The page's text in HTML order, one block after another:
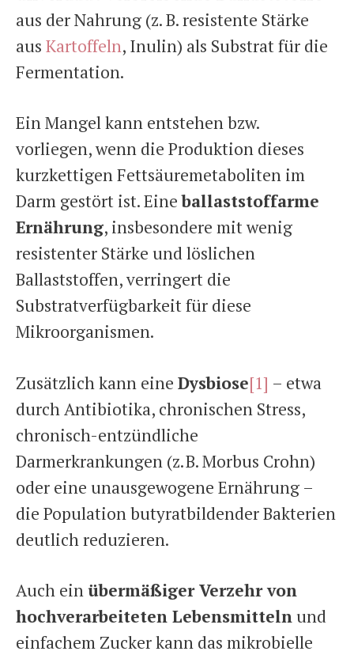
aus der Nahrung (z. B. resistente Stärke
aus Kartoffeln, Inulin) als Substrat für die
Fermentation.
Ein Mangel kann entstehen bzw.
vorliegen, wenn die Produktion dieses
kurzkettigen Fettsäuremetaboliten im
Darm gestört ist. Eineballaststoffarme
Ernährung, insbesondere mit wenig
resistenter Stärke und löslichen
Ballaststoffen, verringert die
Substratverfügbarkeit für diese
Mikroorganismen.
Zusätzlich kann eine Dysbiose[1] – etwa
durch Antibiotika, chronischen Stress,
chronisch-entzündliche
Darmerkrankungen (z. B. Morbus Crohn)
oder eine unausgewogene Ernährung –
die Population butyratbildender Bakterien
deutlich reduzieren.
Auch einübermäßiger Verzehr von
hochverarbeiteten Lebensmitteln und
einfachem Zucker kann das mikrobielle